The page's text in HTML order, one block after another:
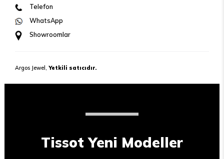
Telefon
WhatsApp
Showroomlar
Argos Jewel, Yetkili satıcıdır.
Tissot Yeni Modeller